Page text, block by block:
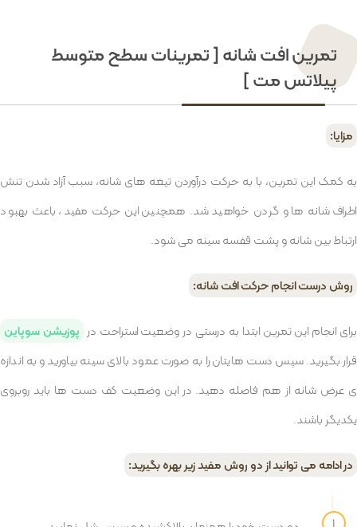
تمرین افت شانه [ تمرینات سطح متوسط
پیلاتس مت ]
مزایا:
به کمک این تمرین، با به حرکت درآوردن تیغه های شانه، سبب آزاد شدن تنش
اطراف شانه ها و گردن خواهید شد. همچنین این حرکت مفید، باعث بهبود
ارتباط بین شانه و پشت قفسه سینه می شود.
روش درست انجام حرکت افت شانه:
برای انجام این تمرین ابتدا به درستی در وضعیت استراحت در پوزیشن سوپاین
قرار بگیرید. سپس دست هایتان را به صورت عمود بالای سینه بیاورید و به اندازه
ی عرض شانه از هم فاصله دهید. در این وضعیت کف دست ها باید روبروی
یکدیگر باشند.
در ادامه می توانید از دو روش مفید زیر بهره بگیرید: